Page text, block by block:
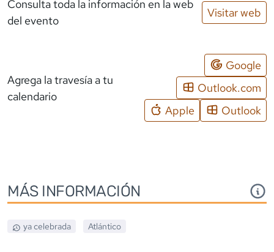
Consulta toda la información en la web
del evento
Visitar web
Agrega la travesía a tu
calendario
Google
Outlook.com
Apple
Outlook
MÁS INFORMACIÓN
ya celebrada Atlántico